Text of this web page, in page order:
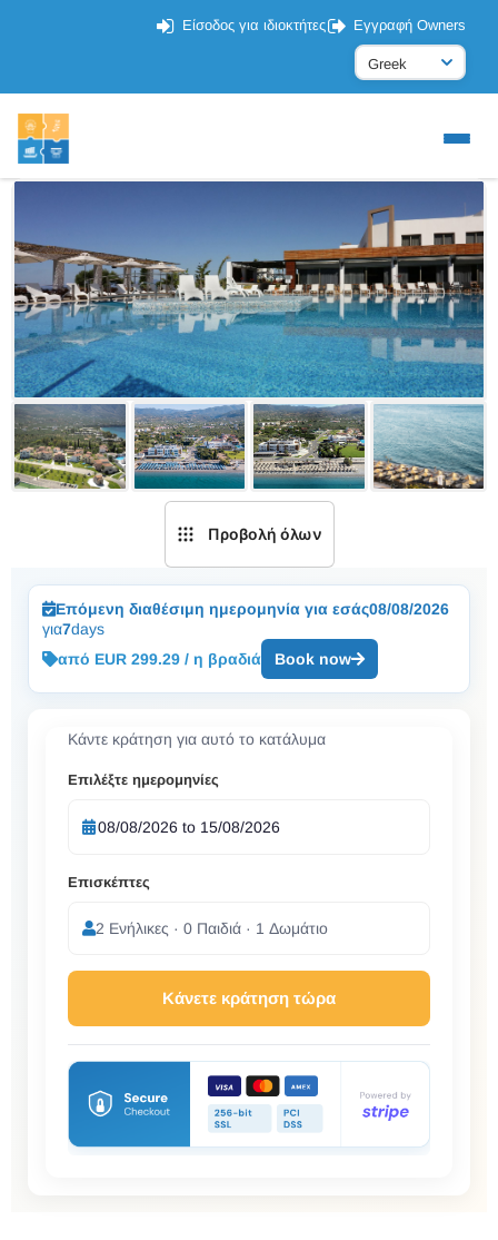
Είσοδος για ιδιοκτήτες Εγγραφή Owners
Προβολή όλων
Επόμενη διαθέσιμη ημερομηνία για εσάς08/08/2026
για7days
από EUR 299.29 / η βραδιά
Book now
Κάντε κράτηση για αυτό το κατάλυμα
Επιλέξτε ημερομηνίες
Επισκέπτες
2 Ενήλικες · 0 Παιδιά · 1 Δωμάτιο
Κάνετε κράτηση τώρα